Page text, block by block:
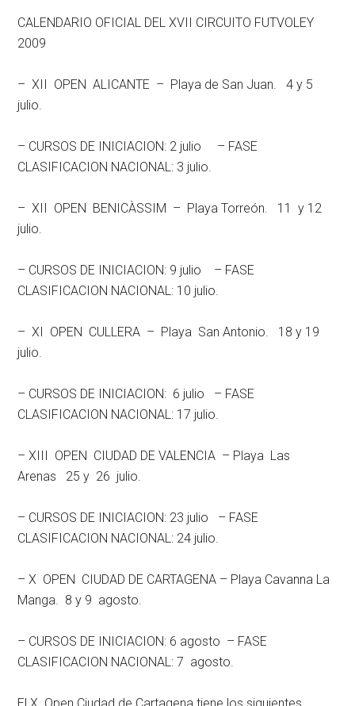
CALENDARIO OFICIAL DEL XVII CIRCUITO FUTVOLEY
2009
– XII OPEN ALICANTE – Playa de San Juan. 4 y 5
julio.
– CURSOS DE INICIACION: 2 julio – FASE
CLASIFICACION NACIONAL: 3 julio.
– XII OPEN BENICÀSSIM – Playa Torreón. 11 y 12
julio.
– CURSOS DE INICIACION: 9 julio – FASE
CLASIFICACION NACIONAL: 10 julio.
– XI OPEN CULLERA – Playa San Antonio. 18 y 19
julio.
– CURSOS DE INICIACION: 6 julio – FASE
CLASIFICACION NACIONAL: 17 julio.
– XIII OPEN CIUDAD DE VALENCIA – Playa Las
Arenas 25 y 26 julio.
– CURSOS DE INICIACION: 23 julio – FASE
CLASIFICACION NACIONAL: 24 julio.
– X OPEN CIUDAD DE CARTAGENA – Playa Cavanna La
Manga. 8 y 9 agosto.
– CURSOS DE INICIACION: 6 agosto – FASE
CLASIFICACION NACIONAL: 7 agosto.